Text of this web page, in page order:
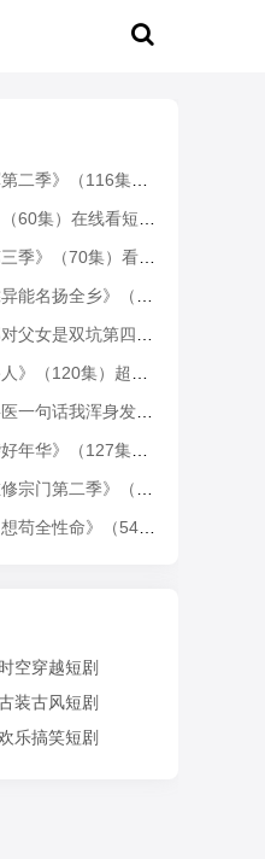
集）热门短剧全集免费观
在线看短剧欢乐不停歇
集）看短剧全集享视觉盛宴
（70集）免费短剧全集追到底
》（79集全）热门短剧全集轻松看
）超燃短剧在线畅快追剧
》（61集）短剧全集畅快看个够
集）短剧全集免费在线追不停
78集）短剧全集在线追个不停歇
54集）爆款短剧全集在线开看
时空穿越短剧
装古风短剧
乐搞笑短剧